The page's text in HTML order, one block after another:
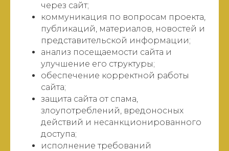
через сайт;
коммуникация по вопросам проекта,
публикаций, материалов, новостей и
представительской информации;
анализ посещаемости сайта и
улучшение его структуры;
обеспечение корректной работы
сайта;
защита сайта от спама,
злоупотреблений, вредоносных
действий и несанкционированного
доступа;
исполнение требований